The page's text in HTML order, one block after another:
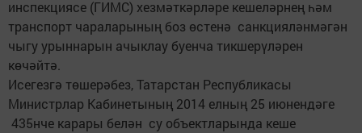
инспекциясе (ГИМС) хезмәткәрләре кешеләрнең һәм
транспорт чараларының боз өстенә санкцияләнмәгән
чыгу урыннарын ачыклау буенча тикшерүләрен
көчәйтә.
Исегезгә төшерәбез, Татарстан Республикасы
Министрлар Кабинетының 2014 елның 25 июнендәге
435нче карары белән су объектларында кеше